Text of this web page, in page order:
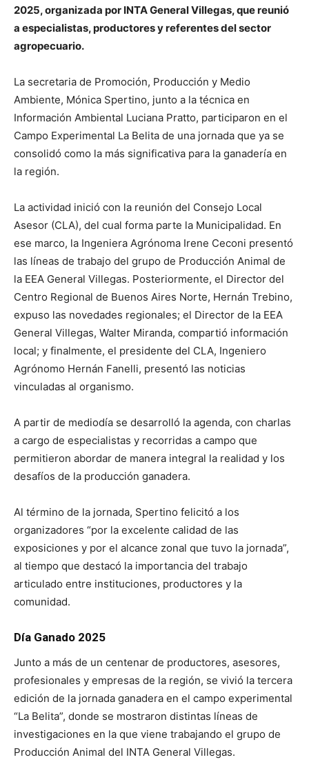
2025, organizada por INTA General Villegas, que reunió
a especialistas, productores y referentes del sector
agropecuario.
La secretaria de Promoción, Producción y Medio
Ambiente, Mónica Spertino, junto a la técnica en
Información Ambiental Luciana Pratto, participaron en el
Campo Experimental La Belita de una jornada que ya se
consolidó como la más significativa para la ganadería en
la región.
La actividad inició con la reunión del Consejo Local
Asesor (CLA), del cual forma parte la Municipalidad. En
ese marco, la Ingeniera Agrónoma Irene Ceconi presentó
las líneas de trabajo del grupo de Producción Animal de
la EEA General Villegas. Posteriormente, el Director del
Centro Regional de Buenos Aires Norte, Hernán Trebino,
expuso las novedades regionales; el Director de la EEA
General Villegas, Walter Miranda, compartió información
local; y finalmente, el presidente del CLA, Ingeniero
Agrónomo Hernán Fanelli, presentó las noticias
vinculadas al organismo.
A partir de mediodía se desarrolló la agenda, con charlas
a cargo de especialistas y recorridas a campo que
permitieron abordar de manera integral la realidad y los
desafíos de la producción ganadera.
Al término de la jornada, Spertino felicitó a los
organizadores “por la excelente calidad de las
exposiciones y por el alcance zonal que tuvo la jornada”,
al tiempo que destacó la importancia del trabajo
articulado entre instituciones, productores y la
comunidad.
Día Ganado 2025
Junto a más de un centenar de productores, asesores,
profesionales y empresas de la región, se vivió la tercera
edición de la jornada ganadera en el campo experimental
“La Belita”, donde se mostraron distintas líneas de
investigaciones en la que viene trabajando el grupo de
Producción Animal del INTA General Villegas.